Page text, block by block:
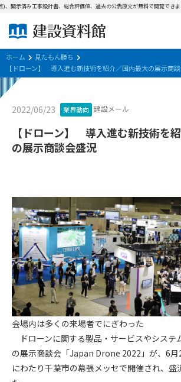
建設資料館とは
東京都の入札資料
国土交通省の入札資料
見たもん勝ち
サポーター会員一覧
会社概要 お問い合わせ
会員規約
済み工事設計書、総合評価値、過去の公告原文が無料で閲覧できます。
ホーム
見たもん勝ち
【ドローン】 導入進む新技術を紹介／国内最大の展示商
2022/06/23 業界動向 建設メール
【ドローン】 導入進む新技術を
の展示商談会盛況
会場内は多くの来場者でにぎわった
ドローンに関する製品・サービスやシステ
の展示商談会「Japan Drone 2022」が、6
にわたり千葉市の幕張メッセで開催され、盛
第1条（規約の目的）
一部を構成するものとします。
第2条（規約の変更）
本規約は、会員の了承を得ることなく、随時
あります。変更内容は、建設資料館WEB上に
ちに全ての会員が了承したものとみなします
第4条（会員審査および資格の取り消し）
会員とは、本規約を承諾の上、所定の会員申
後、管理者がこれを承認した者をいいます。
第4条（会員の定義と登録）
1. 管理者は前条により審査の結果、会員申込
の何れかの項目に該当することがわかった